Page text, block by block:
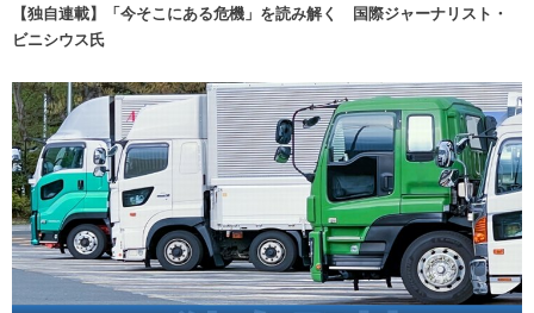
【独自連載】「今そこにある危機」を読み解く 国際ジャーナリスト・
ビニシウス氏